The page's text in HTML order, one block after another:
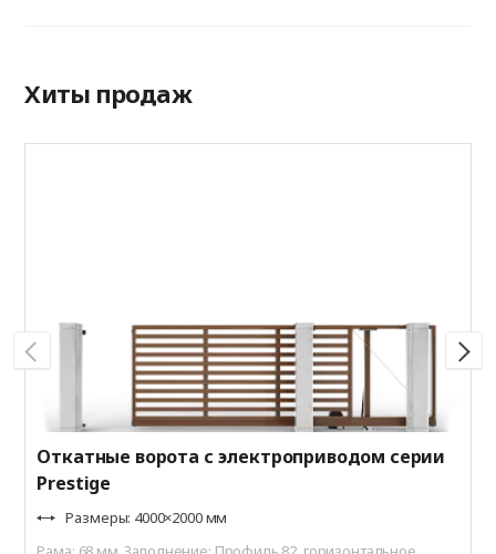
Хиты продаж
Откатные ворота с электроприводом серии
Prestige
Размеры: 4000×2000 мм